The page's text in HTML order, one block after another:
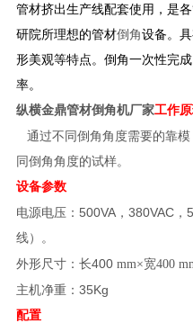
管材挤出生产线配套使用，是
研院所理想的管材倒角设备。
形美观等特点。倒角一次性完
率。
纵横金鼎管材倒角机厂家工作
通过不同倒角角度需要的靠
同倒角角度的试样。
设备参数
电源电压： 500VA， 380VAC，
线）。
外形尺寸：长400mm×宽400
主机净重： 35Kg
配置